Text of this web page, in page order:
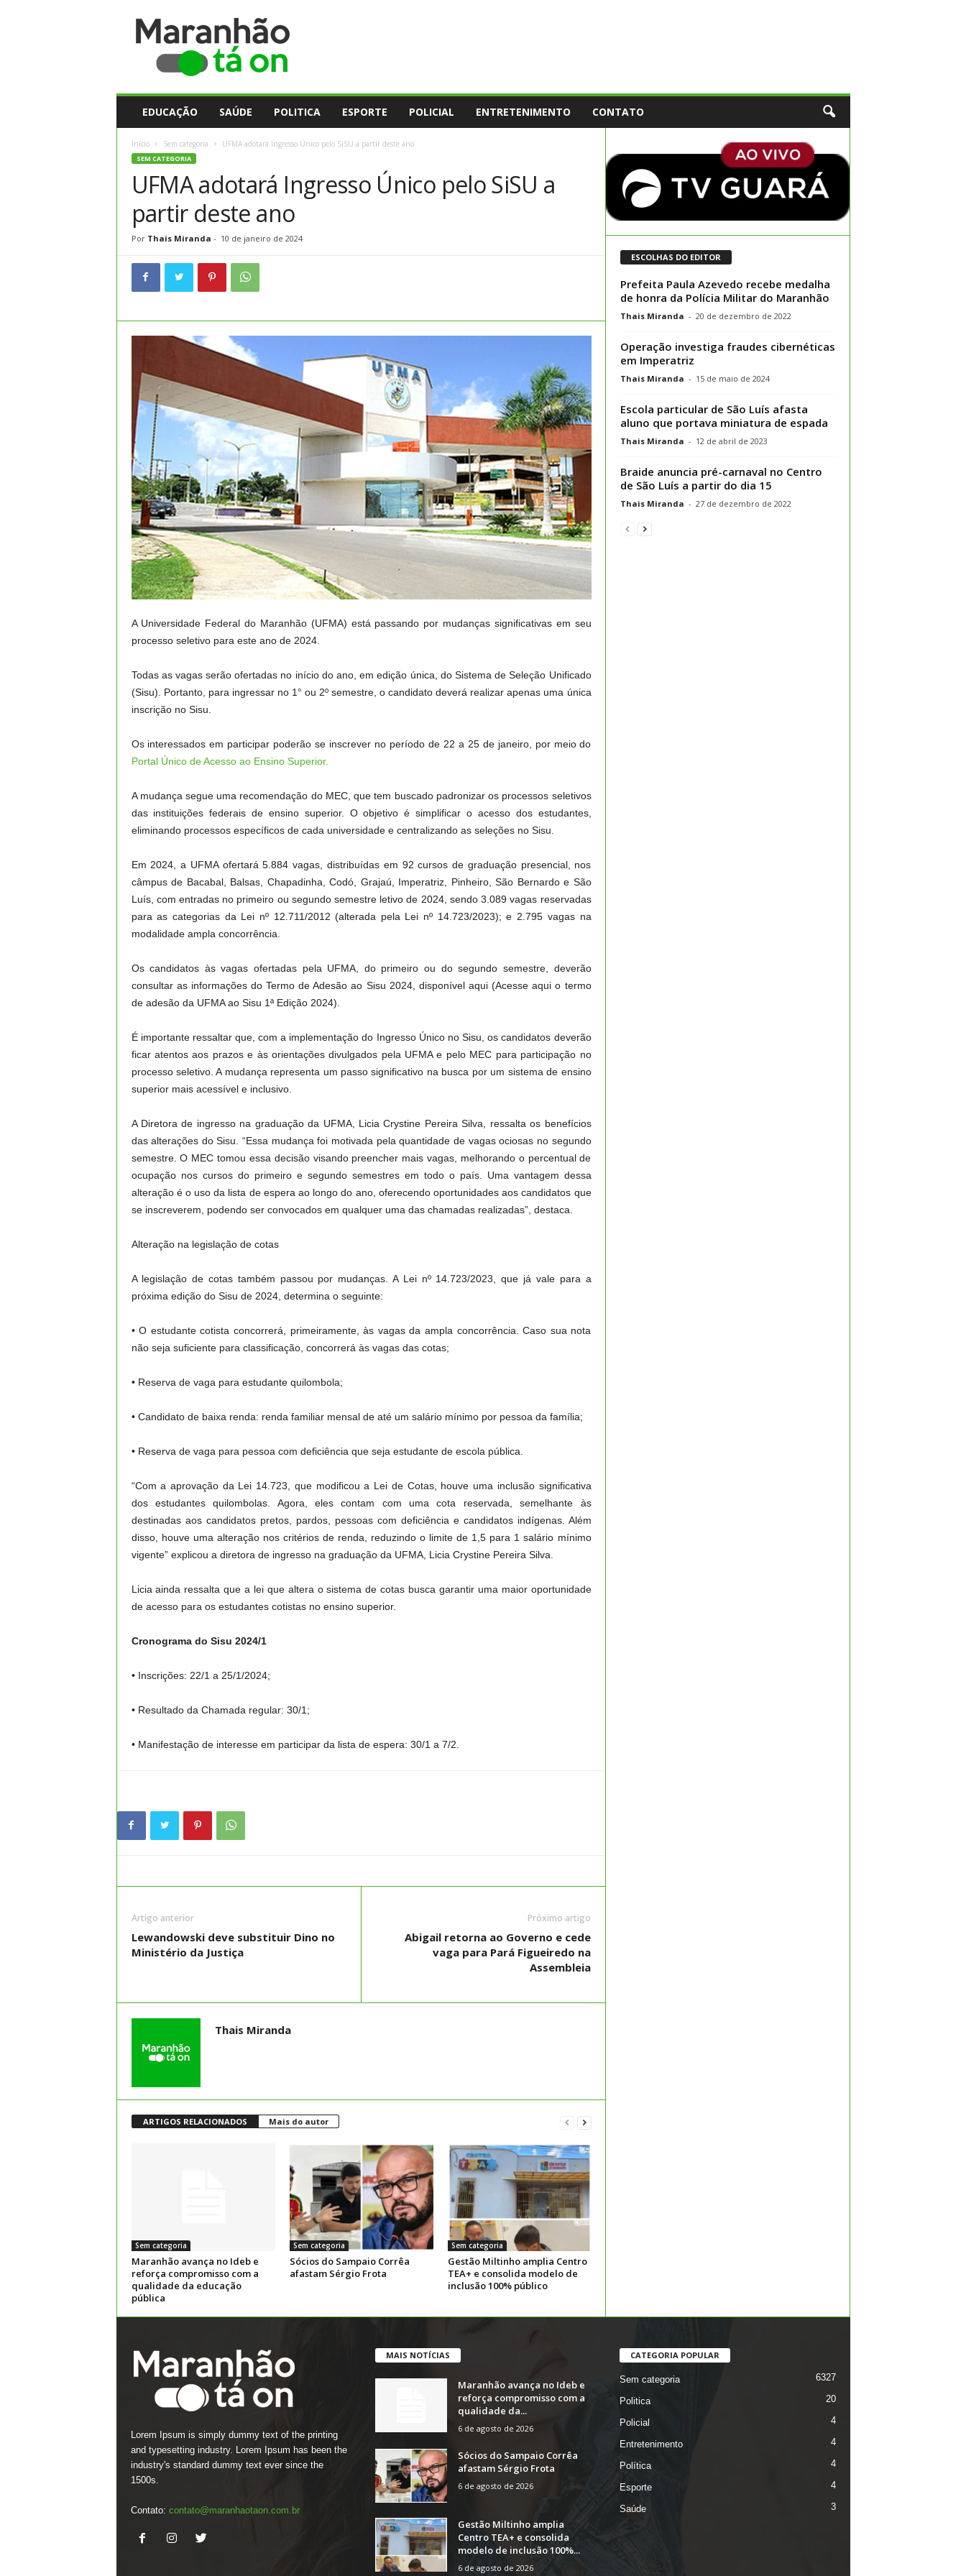
EDUCAÇÃO SAÚDE POLITICA ESPORTE POLICIAL ENTRETENIMENTO CONTATO
Início Sem categoria UFMA adotará Ingresso Único pelo SiSU a partir deste ano
SEM CATEGORIA
UFMA adotará Ingresso Único pelo SiSU a
partir deste ano
Por Thais Miranda - 10 de janeiro de 2024
A Universidade Federal do Maranhão (UFMA) está passando por mudanças significativas em seu
processo seletivo para este ano de 2024.
Todas as vagas serão ofertadas no início do ano, em edição única, do Sistema de Seleção Unificado
(Sisu). Portanto, para ingressar no 1° ou 2º semestre, o candidato deverá realizar apenas uma única
inscrição no Sisu.
Os interessados em participar poderão se inscrever no período de 22 a 25 de janeiro, por meio do
Portal Único de Acesso ao Ensino Superior.
A mudança segue uma recomendação do MEC, que tem buscado padronizar os processos seletivos
das instituições federais de ensino superior. O objetivo é simplificar o acesso dos estudantes,
eliminando processos específicos de cada universidade e centralizando as seleções no Sisu.
Em 2024, a UFMA ofertará 5.884 vagas, distribuídas em 92 cursos de graduação presencial, nos
câmpus de Bacabal, Balsas, Chapadinha, Codó, Grajaú, Imperatriz, Pinheiro, São Bernardo e São
Luís, com entradas no primeiro ou segundo semestre letivo de 2024, sendo 3.089 vagas reservadas
para as categorias da Lei nº 12.711/2012 (alterada pela Lei nº 14.723/2023); e 2.795 vagas na
modalidade ampla concorrência.
Os candidatos às vagas ofertadas pela UFMA, do primeiro ou do segundo semestre, deverão
consultar as informações do Termo de Adesão ao Sisu 2024, disponível aqui (Acesse aqui o termo
de adesão da UFMA ao Sisu 1ª Edição 2024).
É importante ressaltar que, com a implementação do Ingresso Único no Sisu, os candidatos deverão
ficar atentos aos prazos e às orientações divulgados pela UFMA e pelo MEC para participação no
processo seletivo. A mudança representa um passo significativo na busca por um sistema de ensino
superior mais acessível e inclusivo.
A Diretora de ingresso na graduação da UFMA, Licia Crystine Pereira Silva, ressalta os benefícios
das alterações do Sisu. “Essa mudança foi motivada pela quantidade de vagas ociosas no segundo
semestre. O MEC tomou essa decisão visando preencher mais vagas, melhorando o percentual de
ocupação nos cursos do primeiro e segundo semestres em todo o país. Uma vantagem dessa
alteração é o uso da lista de espera ao longo do ano, oferecendo oportunidades aos candidatos que
se inscreverem, podendo ser convocados em qualquer uma das chamadas realizadas”, destaca.
Alteração na legislação de cotas
A legislação de cotas também passou por mudanças. A Lei nº 14.723/2023, que já vale para a
próxima edição do Sisu de 2024, determina o seguinte:
• O estudante cotista concorrerá, primeiramente, às vagas da ampla concorrência. Caso sua nota
não seja suficiente para classificação, concorrerá às vagas das cotas;
• Reserva de vaga para estudante quilombola;
• Candidato de baixa renda: renda familiar mensal de até um salário mínimo por pessoa da família;
• Reserva de vaga para pessoa com deficiência que seja estudante de escola pública.
“Com a aprovação da Lei 14.723, que modificou a Lei de Cotas, houve uma inclusão significativa
dos estudantes quilombolas. Agora, eles contam com uma cota reservada, semelhante às
destinadas aos candidatos pretos, pardos, pessoas com deficiência e candidatos indígenas. Além
disso, houve uma alteração nos critérios de renda, reduzindo o limite de 1,5 para 1 salário mínimo
vigente” explicou a diretora de ingresso na graduação da UFMA, Licia Crystine Pereira Silva.
Licia ainda ressalta que a lei que altera o sistema de cotas busca garantir uma maior oportunidade
de acesso para os estudantes cotistas no ensino superior.
Cronograma do Sisu 2024/1
• Inscrições: 22/1 a 25/1/2024;
• Resultado da Chamada regular: 30/1;
• Manifestação de interesse em participar da lista de espera: 30/1 a 7/2.
Artigo anterior
Lewandowski deve substituir Dino no
Ministério da Justiça
Próximo artigo
Abigail retorna ao Governo e cede
vaga para Pará Figueiredo na
Assembleia
Thais Miranda
ARTIGOS RELACIONADOS Mais do autor
Sem categoria
Maranhão avança no Ideb e
reforça compromisso com a
qualidade da educação
pública
Sem categoria
Sócios do Sampaio Corrêa
afastam Sérgio Frota
Sem categoria
Gestão Miltinho amplia Centro
TEA+ e consolida modelo de
inclusão 100% público
ESCOLHAS DO EDITOR
Prefeita Paula Azevedo recebe medalha
de honra da Polícia Militar do Maranhão
Thais Miranda - 20 de dezembro de 2022
Operação investiga fraudes cibernéticas
em Imperatriz
Thais Miranda - 15 de maio de 2024
Escola particular de São Luís afasta
aluno que portava miniatura de espada
Thais Miranda - 12 de abril de 2023
Braide anuncia pré-carnaval no Centro
de São Luís a partir do dia 15
Thais Miranda - 27 de dezembro de 2022
Lorem Ipsum is simply dummy text of the printing
and typesetting industry. Lorem Ipsum has been the
industry's standard dummy text ever since the
1500s.
Contato: contato@maranhaotaon.com.br
MAIS NOTÍCIAS
Maranhão avança no Ideb e
reforça compromisso com a
qualidade da...
6 de agosto de 2026
Sócios do Sampaio Corrêa
afastam Sérgio Frota
6 de agosto de 2026
Gestão Miltinho amplia
Centro TEA+ e consolida
modelo de inclusão 100%...
6 de agosto de 2026
CATEGORIA POPULAR
Sem categoria 6327
Politica 20
Policial 4
Entretenimento 4
Política 4
Esporte 4
Saúde 3